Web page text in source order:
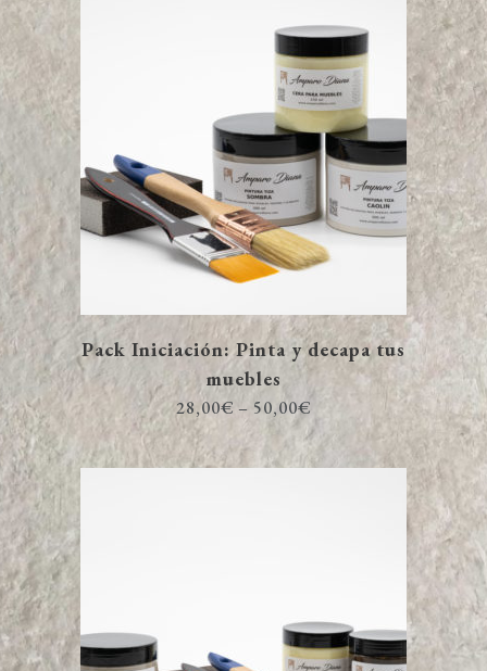
Pack Iniciación: Pinta y decapa tus
muebles
28,00€ – 50,00€